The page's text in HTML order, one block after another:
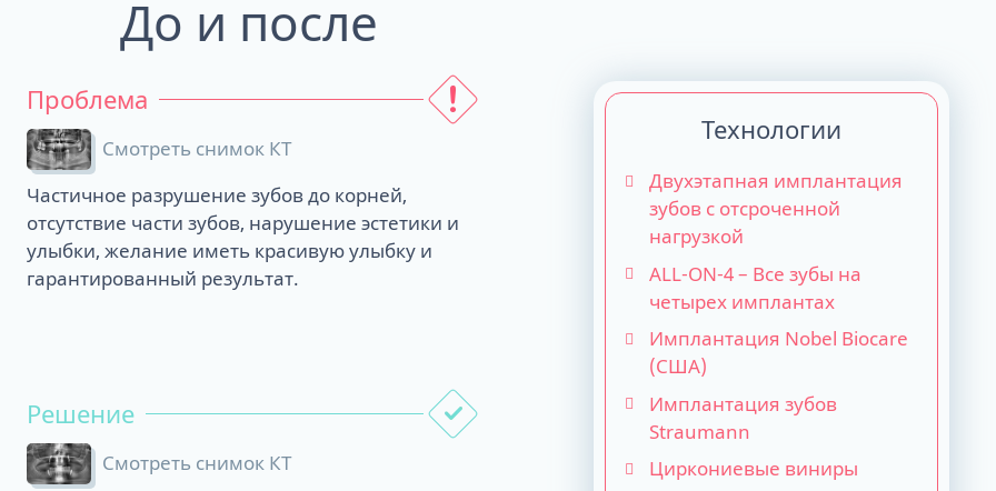
До и после
Проблема
Смотреть снимок КТ
Частичное разрушение зубов до корней,
отсутствие части зубов, нарушение эстетики и
улыбки, желание иметь красивую улыбку и
гарантированный результат.
Решение
Смотреть снимок КТ
Технологии
Двухэтапная имплантация
зубов с отсроченной
нагрузкой
ALL-ON-4 – Все зубы на
четырех имплантах
Имплантация Nobel Biocare
(США)
Имплантация зубов
Straumann
Циркониевые виниры